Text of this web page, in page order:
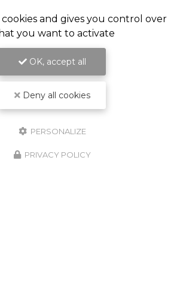
cookies and gives you control over
you want to activate
OK, accept all
Deny all cookies
PERSONALIZE
PRIVACY POLICY